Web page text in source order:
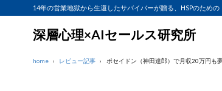
14年の営業地獄から生還したサバイバーが贈る、HSPのため
深層心理×AIセールス研究所
home レビュー記事 ポセイドン（神田達郎）で月収20万円も